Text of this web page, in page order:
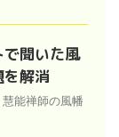
で聞いた風
解消
能禅師の風幡